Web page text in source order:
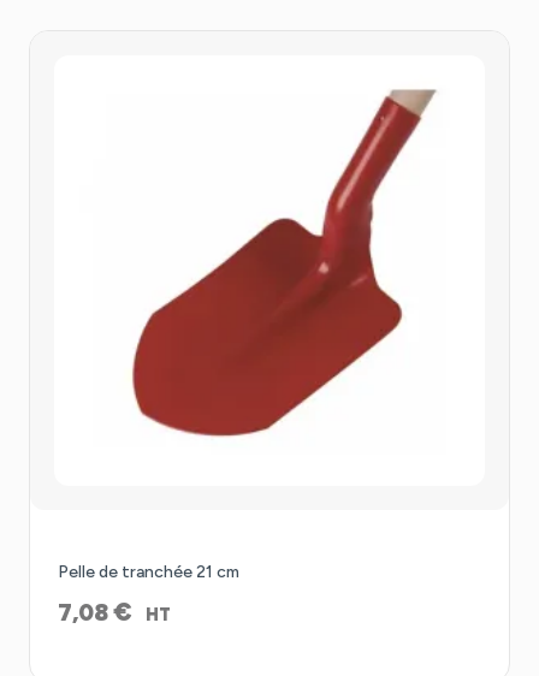
Pelle de tranchée 21 cm
7,08€ HT